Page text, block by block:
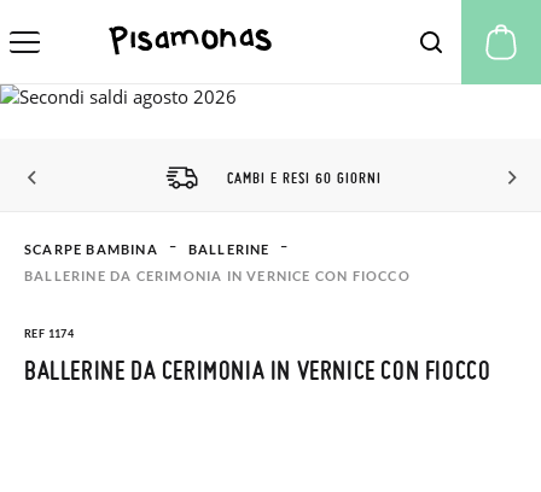
CAMBI E RESI 60 GIORNI
SCARPE BAMBINA
BALLERINE
BALLERINE DA CERIMONIA IN VERNICE CON FIOCCO
REF 1174
BALLERINE DA CERIMONIA IN VERNICE CON FIOCCO